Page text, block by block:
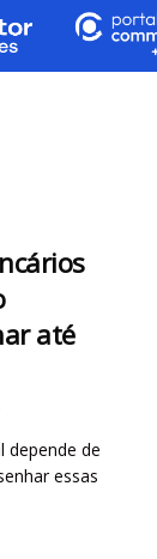
até
depende de
essas